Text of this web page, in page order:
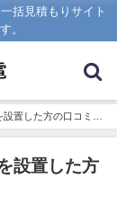
括見積もりサイト
。
置した方の口コミ・
設置した方